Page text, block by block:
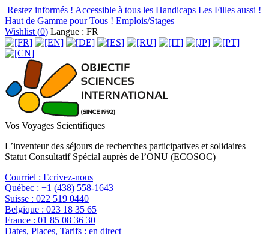
Restez informés ! Accessible à tous les Handicaps Les Filles aussi !
Haut de Gamme pour Tous ! Emplois/Stages
Wishlist (0) Langue : FR
Vos Voyages Scientifiques
L’inventeur des séjours de recherches participatives et solidaires
Statut Consultatif Spécial auprès de l’ONU (ECOSOC)
Courriel : Ecrivez-nous
Québec : +1 (438) 558-1643
Suisse : 022 519 0440
Belgique : 023 18 35 65
France : 01 85 08 36 30
Dates, Places, Tarifs : en direct